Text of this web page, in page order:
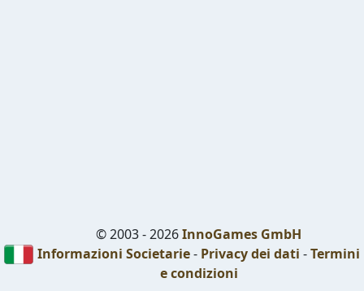
© 2003 - 2026InnoGames GmbH
Informazioni Societarie- Privacy dei dati -Termini
e condizioni